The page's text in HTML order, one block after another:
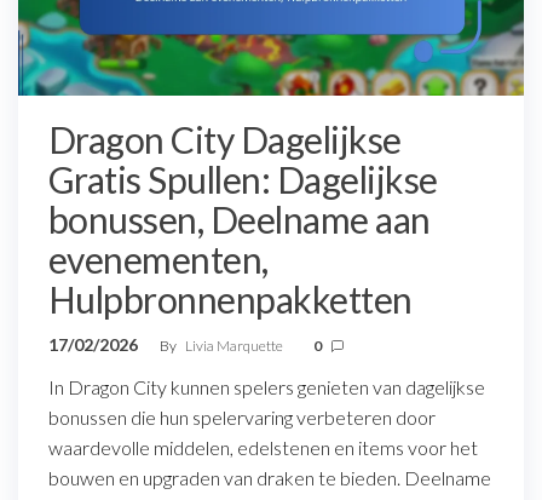
Dragon City Dagelijkse
Gratis Spullen: Dagelijkse
bonussen, Deelname aan
evenementen,
Hulpbronnenpakketten
17/02/2026 By Livia Marquette 0
In Dragon City kunnen spelers genieten van dagelijkse
bonussen die hun spelervaring verbeteren door
waardevolle middelen, edelstenen en items voor het
bouwen en upgraden van draken te bieden. Deelname